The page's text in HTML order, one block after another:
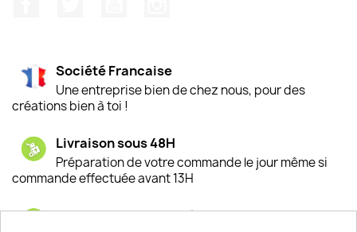
Société Francaise
Une entreprise bien de chez nous, pour des
créations bien à toi !
Livraison sous 48H
Préparation de votre commande le jour même si
commande effectuée avant 13H
Satisfaction de nos clients